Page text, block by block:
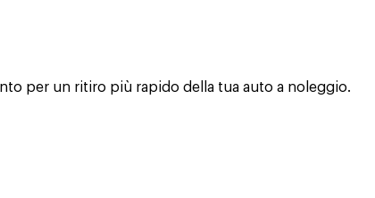
per un ritiro più rapido della tua auto a noleggio.